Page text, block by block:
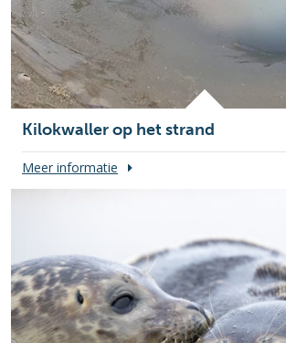
Kilokwaller op het strand
Meer informatie